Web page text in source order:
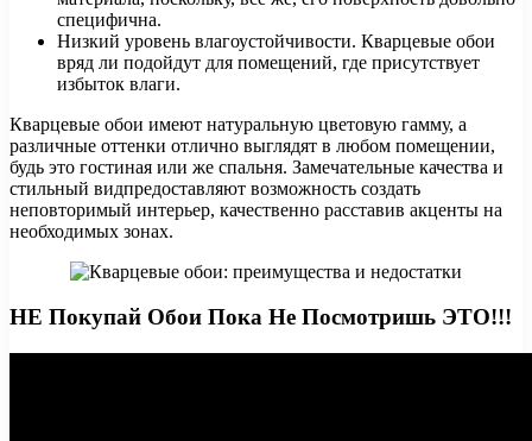
специфична.
Низкий уровень влагоустойчивости. Кварцевые обои
вряд ли подойдут для помещений, где присутствует
избыток влаги.
Кварцевые обои имеют натуральную цветовую гамму, а
различные оттенки отлично выглядят в любом помещении,
будь это гостиная или же спальня. Замечательные качества и
стильный видпредоставляют возможность создать
неповторимый интерьер, качественно расставив акценты на
необходимых зонах.
НЕ Покупай Обои Пока Не Посмотришь ЭТО!!!